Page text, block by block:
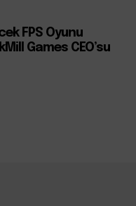
FPS Oyunu
Games CEO’su